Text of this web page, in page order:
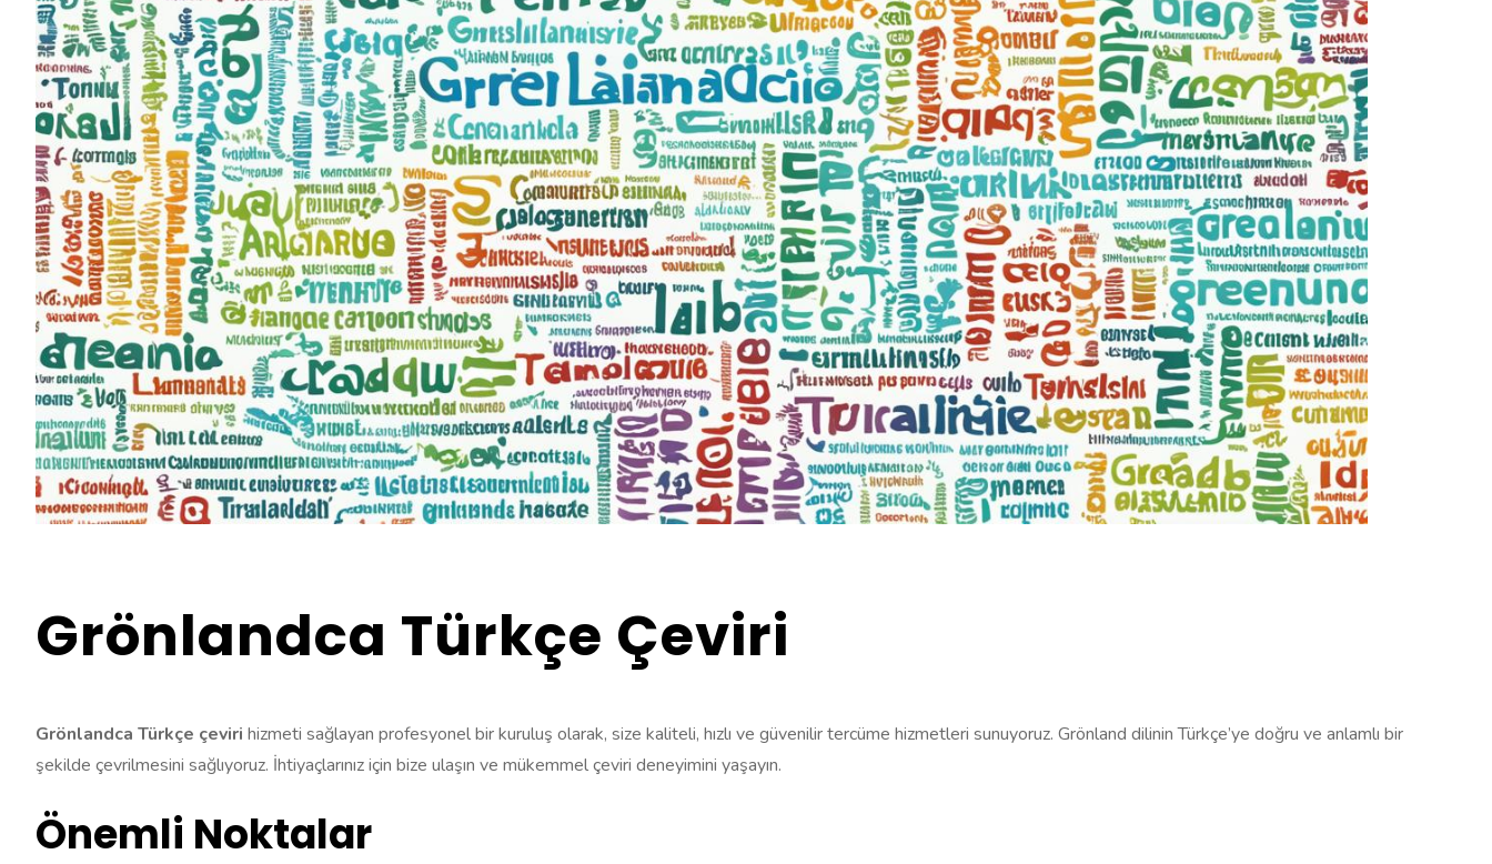
Grönlandca Türkçe Çeviri
Grönlandca Türkçe çeviri hizmeti sağlayan profesyonel bir kuruluş olarak, size kaliteli, hızlı ve güvenilir tercüme hizmetleri sunuyoruz. Grönland dilinin Türkçe’ye doğru ve anlamlı bir
şekilde çevrilmesini sağlıyoruz. İhtiyaçlarınız için bize ulaşın ve mükemmel çeviri deneyimini yaşayın.
Önemli Noktalar